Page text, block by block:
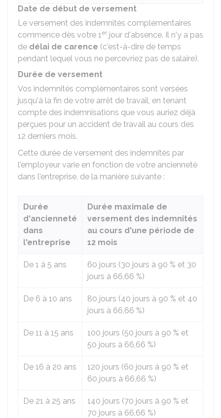
Date de début de versement
Le versement des indemnités complémentaires
commence dès votre 1er jour d'absence. Il n'y a pas
de délai de carence (c'est-à-dire de temps
pendant lequel vous ne percevriez pas de salaire).
Durée de versement
Vos indemnités complémentaires sont versées
jusqu'à la fin de votre arrêt de travail, en tenant
compte des indemnisations que vous auriez déjà
perçues pour un accident de travail au cours des
12 derniers mois.
Cette durée de versement des indemnités par
l'employeur varie en fonction de votre ancienneté
dans l'entreprise, de la manière suivante :
Durée
d'ancienneté
dans
l'entreprise
Durée maximale de
versement des indemnités
au cours d'une période de
12 mois
De 1 à 5 ans 60 jours (30 jours à 90 % et 30
jours à 66,66 %)
De 6 à 10 ans 80 jours (40 jours à 90 % et 40
jours à 66,66 %)
De 11 à 15 ans 100 jours (50 jours à 90 % et
50 jours à 66,66 %)
De 16 à 20 ans 120 jours (60 jours à 90 % et
60 jours à 66,66 %)
De 21 à 25 ans 140 jours (70 jours à 90 % et
70 jours à 66,66 %)